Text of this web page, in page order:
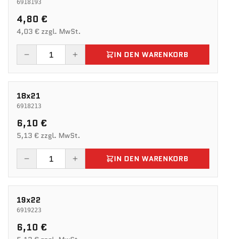
6918193
4,80 €
4,03 € zzgl. MwSt.
IN DEN WARENKORB
18x21
6918213
6,10 €
5,13 € zzgl. MwSt.
IN DEN WARENKORB
19x22
6919223
6,10 €